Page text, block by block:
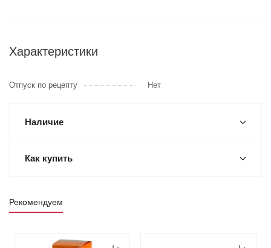
Характеристики
Отпуск по рецепту Нет
Наличие
Как купить
Рекомендуем